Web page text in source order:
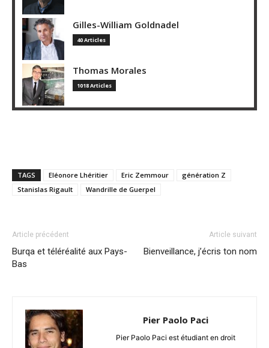
Gilles-William Goldnadel
40 Articles
Thomas Morales
1018 Articles
TAGS Eléonore Lhéritier Eric Zemmour
génération Z
Stanislas Rigault
Wandrille de Guerpel
Article précédent
Burqa et téléréalité aux Pays-
Bas
Article suivant
Bienveillance, j’écris ton nom
Pier Paolo Paci
Pier Paolo Paci est étudiant en droit